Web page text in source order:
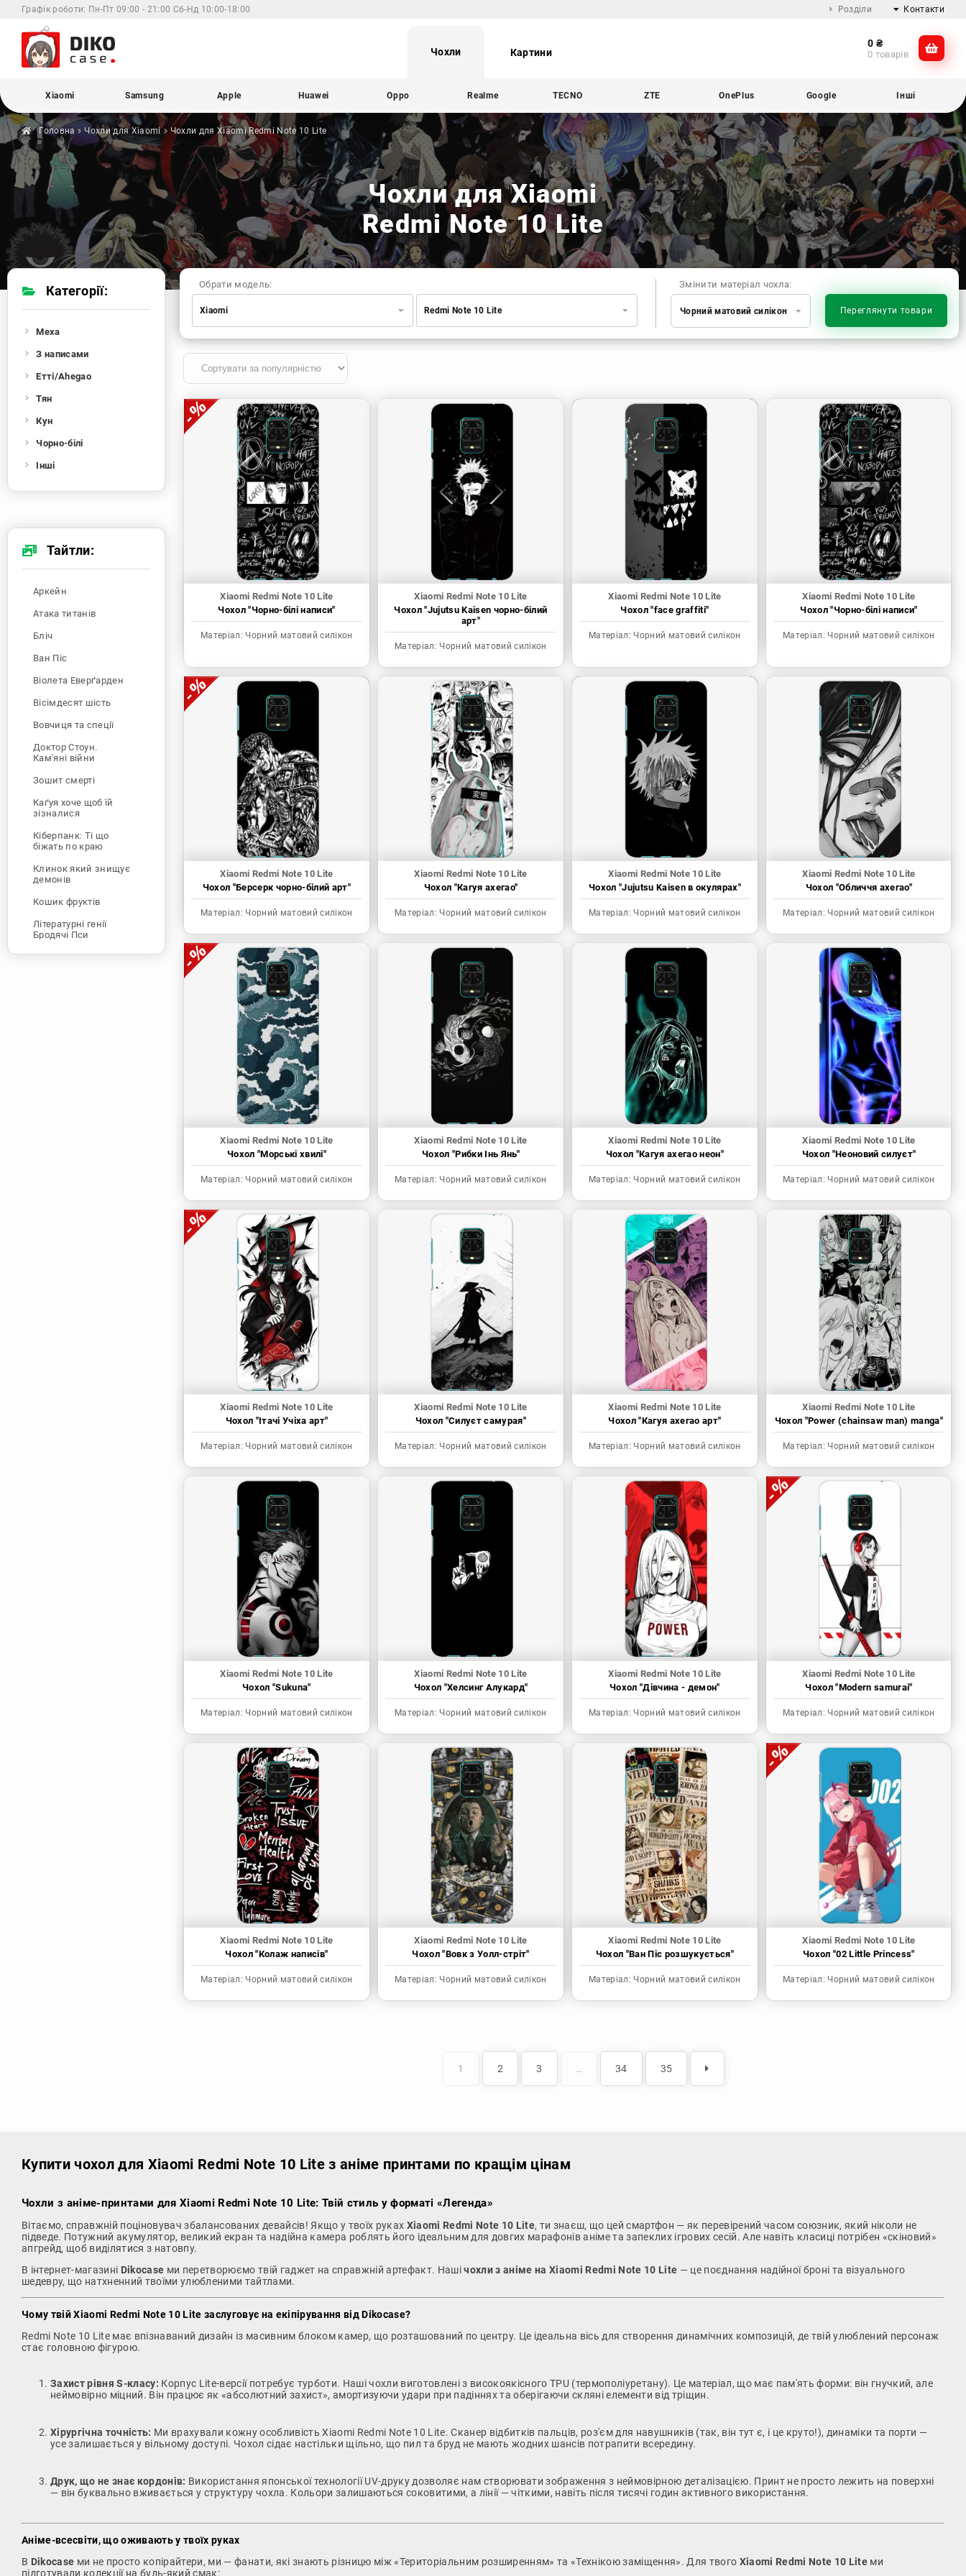
Графік роботи: Пн-Пт 09:00 - 21:00 Сб-Нд 10:00-18:00 Розділи Контакти
@dikocase
Чохли Картини
0 ₴
0 товарів
Xiaomi Samsung Apple Huawei Oppo Realme TECNO ZTE OnePlus Google Інші
Головна Чохли дляXiaomi Чохли для Xiaomi Redmi Note 10 Lite
Чохли для Xiaomi
Redmi Note 10 Lite
Змінити матеріал чохла:
Чорний матовий силікон Переглянути товари
Обрати модель:
Xiaomi
Samsung
Huawei
Realme
TECNO
OnePlus
Google
Infinix
Sony
Motorola
Redmi Note 10 Lite
Xiaomi Redmi Note 10 Lite
Чохол "Чорно-білі написи"
Матеріал: Чорний матовий силікон
Xiaomi Redmi Note 10 Lite
Чохол "Jujutsu Kaisen чорно-білий
арт"
Матеріал: Чорний матовий силікон
Xiaomi Redmi Note 10 Lite
Чохол "face graffiti"
Матеріал: Чорний матовий силікон
Xiaomi Redmi Note 10 Lite
Чохол "Чорно-білі написи"
Матеріал: Чорний матовий силікон
Xiaomi Redmi Note 10 Lite
Чохол "Берсерк чорно-білий арт"
Матеріал: Чорний матовий силікон
Xiaomi Redmi Note 10 Lite
Чохол "Кагуя ахегао"
Матеріал: Чорний матовий силікон
Xiaomi Redmi Note 10 Lite
Чохол "Jujutsu Kaisen в окулярах"
Матеріал: Чорний матовий силікон
Xiaomi Redmi Note 10 Lite
Чохол "Обличчя ахегао"
Матеріал: Чорний матовий силікон
Xiaomi Redmi Note 10 Lite
Чохол "Морські хвилі"
Матеріал: Чорний матовий силікон
Xiaomi Redmi Note 10 Lite
Чохол "Рибки Інь Янь"
Матеріал: Чорний матовий силікон
Xiaomi Redmi Note 10 Lite
Чохол "Кагуя ахегао неон"
Матеріал: Чорний матовий силікон
Xiaomi Redmi Note 10 Lite
Чохол "Неоновий силуєт"
Матеріал: Чорний матовий силікон
Xiaomi Redmi Note 10 Lite
Чохол "Ітачі Учіха арт"
Матеріал: Чорний матовий силікон
Xiaomi Redmi Note 10 Lite
Чохол "Силуєт самурая"
Матеріал: Чорний матовий силікон
Xiaomi Redmi Note 10 Lite
Чохол "Кагуя ахегао арт"
Матеріал: Чорний матовий силікон
Xiaomi Redmi Note 10 Lite
Чохол "Power (chainsaw man) manga"
Матеріал: Чорний матовий силікон
Xiaomi Redmi Note 10 Lite
Чохол "Sukuna"
Матеріал: Чорний матовий силікон
Xiaomi Redmi Note 10 Lite
Чохол "Хелсинг Алукард"
Матеріал: Чорний матовий силікон
Xiaomi Redmi Note 10 Lite
Чохол "Дівчина - демон"
Матеріал: Чорний матовий силікон
Xiaomi Redmi Note 10 Lite
Чохол "Modern samurai"
Матеріал: Чорний матовий силікон
Xiaomi Redmi Note 10 Lite
Чохол "Колаж написів"
Матеріал: Чорний матовий силікон
Xiaomi Redmi Note 10 Lite
Чохол "Вовк з Уолл-стріт"
Матеріал: Чорний матовий силікон
Xiaomi Redmi Note 10 Lite
Чохол "Ван Піс розшукується"
Матеріал: Чорний матовий силікон
Xiaomi Redmi Note 10 Lite
Чохол "02 Little Princess"
Матеріал: Чорний матовий силікон
1 2 3 … 34 35
Категорії:
Меха
З написами
Етті/Ahegao
Тян
Кун
Чорно-білі
Інші
Тайтли:
Аркейн
Атака титанів
Бліч
Ван Піс
Віолета Еверґарден
Вісімдесят шість
Вовчиця та спеції
Доктор Стоун.
Кам'яні війни
Зошит смерті
Каґуя хоче щоб їй
зізналися
Кіберпанк: Ті що
біжать по краю
Клинок який знищує
демонів
Кошик фруктів
Літературні генії
Бродячі Пси
Людина-бензопила
Купити чохол для Xiaomi Redmi Note 10 Lite з аніме принтами по кращім цінам
Чохли з аніме-принтами для Xiaomi Redmi Note 10 Lite: Твій стиль у форматі «Легенда»
Вітаємо, справжній поціновувач збалансованих девайсів! Якщо у твоїх руках Xiaomi Redmi Note 10 Lite, ти знаєш, що цей смартфон — як перевірений часом союзник, який ніколи не
підведе. Потужний акумулятор, великий екран та надійна камера роблять його ідеальним для довгих марафонів аніме та запеклих ігрових сесій. Але навіть класиці потрібен «скіновий»
апгрейд, щоб виділятися з натовпу.
В інтернет-магазині Dikocase ми перетворюємо твій гаджет на справжній артефакт. Нашічохли з аніме на Xiaomi Redmi Note 10 Lite — це поєднання надійної броні та візуального
шедевру, що натхненний твоїми улюбленими тайтлами.
Чому твій Xiaomi Redmi Note 10 Lite заслуговує на екіпірування від Dikocase?
Redmi Note 10 Lite має впізнаваний дизайн із масивним блоком камер, що розташований по центру. Це ідеальна вісь для створення динамічних композицій, де твій улюблений персонаж
стає головною фігурою.
Захист рівня S-класу: Корпус Lite-версії потребує турботи. Наші чохли виготовлені з високоякісного TPU (термополіуретану). Це матеріал, що має пам'ять форми: він гнучкий, але
неймовірно міцний. Він працює як «абсолютний захист», амортизуючи удари при падіннях та оберігаючи скляні елементи від тріщин.
Хірургічна точність: Ми врахували кожну особливість Xiaomi Redmi Note 10 Lite. Сканер відбитків пальців, роз'єм для навушників (так, він тут є, і це круто!), динаміки та порти —
усе залишається у вільному доступі. Чохол сідає настільки щільно, що пил та бруд не мають жодних шансів потрапити всередину.
Друк, що не знає кордонів: Використання японської технології UV-друку дозволяє нам створювати зображення з неймовірною деталізацією. Принт не просто лежить на поверхні
— він буквально вживається у структуру чохла. Кольори залишаються соковитими, а лінії — чіткими, навіть після тисячі годин активного використання.
Аніме-всесвіти, що оживають у твоїх руках
В Dikocase ми не просто копірайтери, ми — фанати, які знають різницю між «Територіальним розширенням» та «Технікою заміщення». Для твого Xiaomi Redmi Note 10 Lite ми
підготували колекції на будь-який смак: